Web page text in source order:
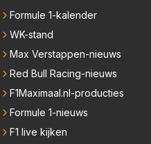
Formule 1-kalender
WK-stand
Max Verstappen-nieuws
Red Bull Racing-nieuws
F1Maximaal.nl-producties
Formule 1-nieuws
F1 live kijken